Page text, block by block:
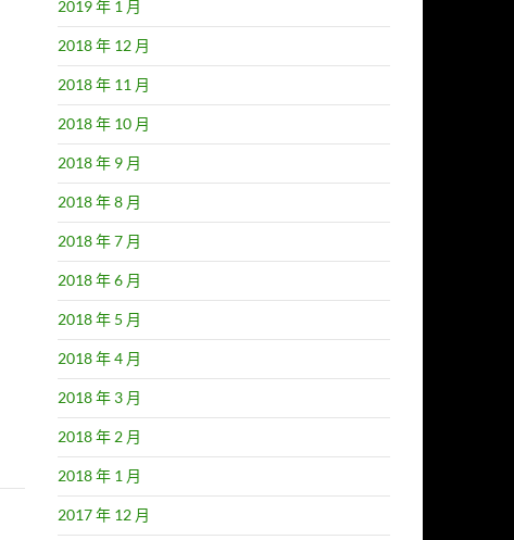
2019 年 1 月
2018 年 12 月
2018 年 11 月
2018 年 10 月
2018 年 9 月
2018 年 8 月
2018 年 7 月
2018 年 6 月
2018 年 5 月
2018 年 4 月
2018 年 3 月
2018 年 2 月
2018 年 1 月
2017 年 12 月